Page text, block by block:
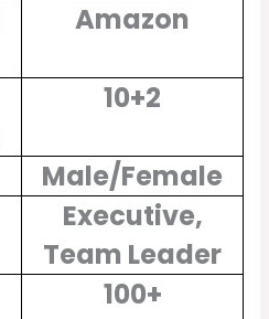
Amazon
10+2
Male/Female
Executive,
Team Leader
100+